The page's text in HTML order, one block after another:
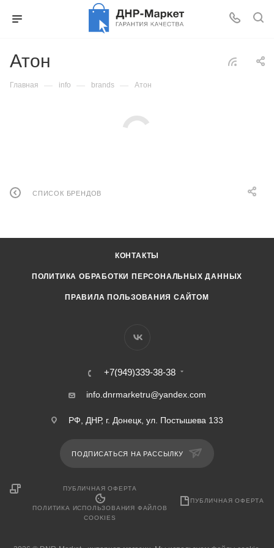
Атон
Главная — info — brands — Атон
СПИСОК БРЕНДОВ
КОНТАКТЫ
ПОЛИТИКА ОБРАБОТКИ ПЕРСОНАЛЬНЫХ ДАННЫХ
ПРАВИЛА ПОЛЬЗОВАНИЯ САЙТОМ
+7(949)339-38-38
info.dnrmarketru@yandex.com
РФ, ДНР, г. Донецк, ул. Постышева 133
ПОДПИСАТЬСЯ НА РАССЫЛКУ
ПУБЛИЧНАЯ ОФЕРТА
ПОЛИТИКА ИСПОЛЬЗОВАНИЯ ФАЙЛОВ
COOKIES
ПУБЛИЧНАЯ ОФЕРТА